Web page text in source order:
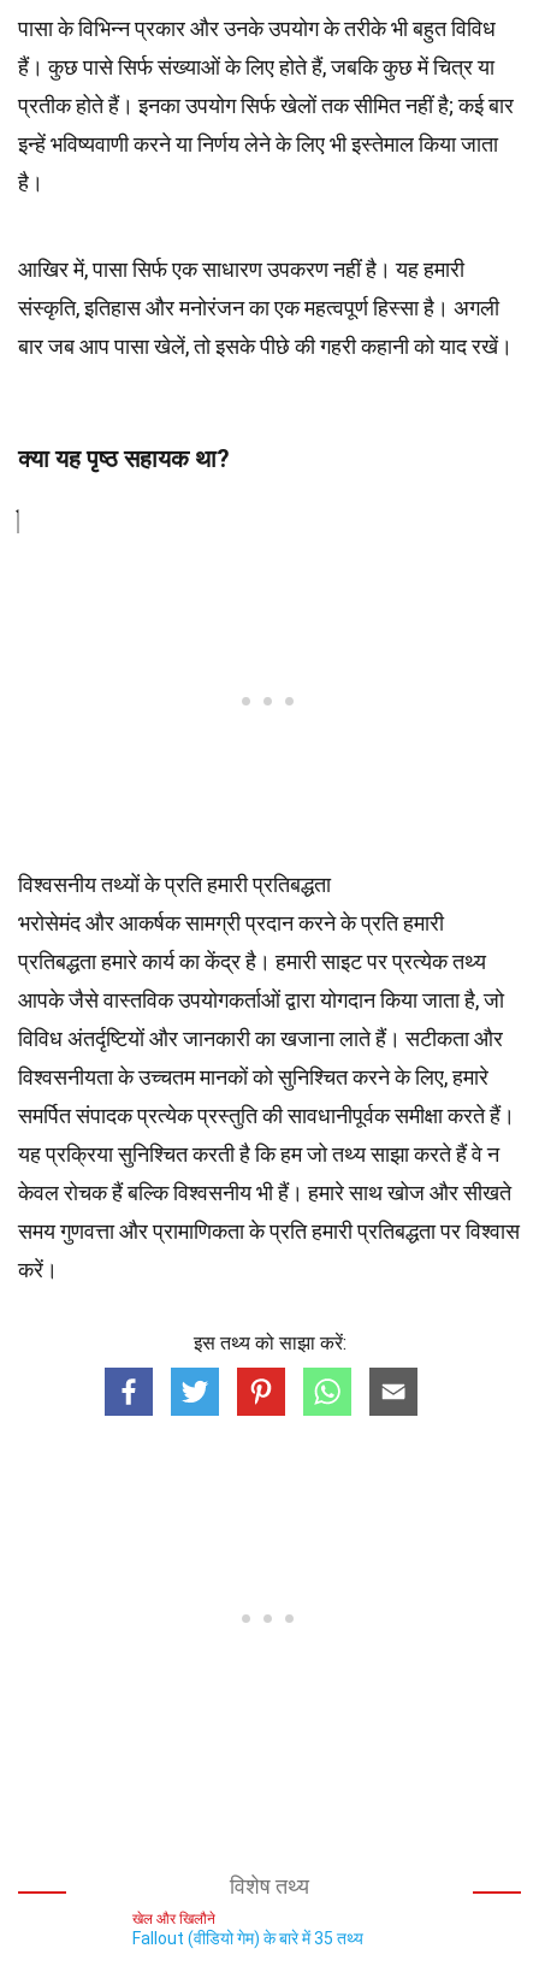
पासा के विभिन्न प्रकार और उनके उपयोग के तरीके भी बहुत विविध
हैं। कुछ पासे सिर्फ संख्याओं के लिए होते हैं, जबकि कुछ में चित्र या
प्रतीक होते हैं। इनका उपयोग सिर्फ खेलों तक सीमित नहीं है; कई बार
इन्हें भविष्यवाणी करने या निर्णय लेने के लिए भी इस्तेमाल किया जाता
है।
आखिर में, पासा सिर्फ एक साधारण उपकरण नहीं है। यह हमारी
संस्कृति, इतिहास और मनोरंजन का एक महत्वपूर्ण हिस्सा है। अगली
बार जब आप पासा खेलें, तो इसके पीछे की गहरी कहानी को याद रखें।
क्या यह पृष्ठ सहायक था?
विश्वसनीय तथ्यों के प्रति हमारी प्रतिबद्धता
भरोसेमंद और आकर्षक सामग्री प्रदान करने के प्रति हमारी
प्रतिबद्धता हमारे कार्य का केंद्र है। हमारी साइट पर प्रत्येक तथ्य
आपके जैसे वास्तविक उपयोगकर्ताओं द्वारा योगदान किया जाता है, जो
विविध अंतर्दृष्टियों और जानकारी का खजाना लाते हैं। सटीकता और
विश्वसनीयता के उच्चतममानकोंको सुनिश्चित करने के लिए, हमारे
समर्पितसंपादकप्रत्येक प्रस्तुति की सावधानीपूर्वक समीक्षा करते हैं।
यह प्रक्रिया सुनिश्चित करती है कि हम जो तथ्य साझा करते हैं वे न
केवल रोचक हैं बल्कि विश्वसनीय भी हैं। हमारे साथ खोज और सीखते
समय गुणवत्ता और प्रामाणिकता के प्रति हमारी प्रतिबद्धता पर विश्वास
करें।
इस तथ्य को साझा करें:
विशेष तथ्य
खेल और खिलौने
Fallout (वीडियो गेम) के बारे में 35 तथ्य